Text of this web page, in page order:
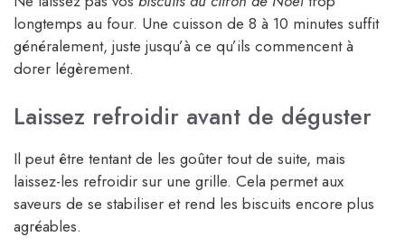
longtemps au four. Une cuisson de 8 à 10 minutes suffit
généralement, juste jusqu’à ce qu’ils commencent à
dorer légèrement.
Laissez refroidir avant de déguster
Il peut être tentant de les goûter tout de suite, mais
laissez-les refroidir sur une grille. Cela permet aux
saveurs de se stabiliser et rend les biscuits encore plus
agréables.